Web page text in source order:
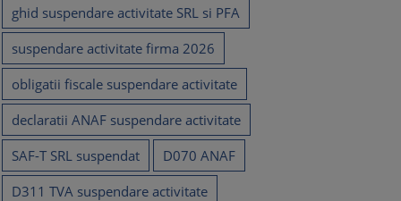
ghid suspendare activitate SRL si PFA
suspendare activitate firma 2026
obligatii fiscale suspendare activitate
declaratii ANAF suspendare activitate
SAF-T SRL suspendat
D070 ANAF
D311 TVA suspendare activitate